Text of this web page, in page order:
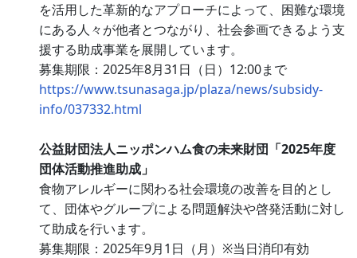
を活用した革新的なアプローチによって、困難な環境
にある人々が他者とつながり、社会参画できるよう支
援する助成事業を展開しています。
募集期限：2025年8月31日（日）12:00まで
https://www.tsunasaga.jp/plaza/news/subsidy-
info/037332.html
公益財団法人ニッポンハム食の未来財団「2025年度
団体活動推進助成」
食物アレルギーに関わる社会環境の改善を目的とし
て、団体やグループによる問題解決や啓発活動に対し
て助成を行います。
募集期限：2025年9月1日（月）※当日消印有効